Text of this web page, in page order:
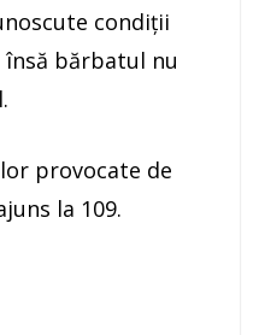
condiţii
bărbatul nu
provocate de
la 109.